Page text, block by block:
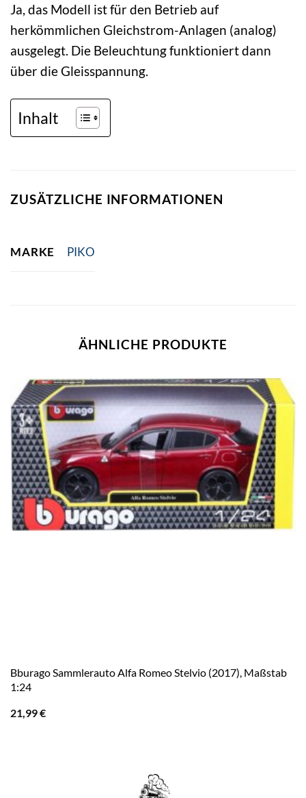
Ja, das Modell ist für den Betrieb auf
herkömmlichen Gleichstrom-Anlagen (analog)
ausgelegt. Die Beleuchtung funktioniert dann
über die Gleisspannung.
Inhalt
ZUSÄTZLICHE INFORMATIONEN
MARKE PIKO
ÄHNLICHE PRODUKTE
Bburago Sammlerauto Alfa Romeo Stelvio (2017), Maßstab
1:24
21,99€